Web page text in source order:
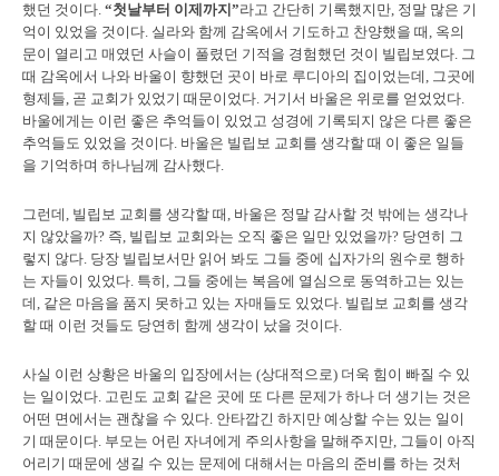
했던 것이다. “첫날부터 이제까지”라고 간단히 기록했지만, 정말 많은 기
억이 있었을 것이다. 실라와 함께 감옥에서 기도하고 찬양했을 때, 옥의
문이 열리고 매였던 사슬이 풀렸던 기적을 경험했던 것이 빌립보였다. 그
때 감옥에서 나와 바울이 향했던 곳이 바로 루디아의 집이었는데, 그곳에
형제들, 곧 교회가 있었기 때문이었다. 거기서 바울은 위로를 얻었었다.
바울에게는 이런 좋은 추억들이 있었고 성경에 기록되지 않은 다른 좋은
추억들도 있었을 것이다. 바울은 빌립보 교회를 생각할 때 이 좋은 일들
을 기억하며 하나님께 감사했다.
그런데, 빌립보 교회를 생각할 때, 바울은 정말 감사할 것 밖에는 생각나
지 않았을까? 즉, 빌립보 교회와는 오직 좋은 일만 있었을까? 당연히 그
렇지 않다. 당장 빌립보서만 읽어 봐도 그들 중에 십자가의 원수로 행하
는 자들이 있었다. 특히, 그들 중에는 복음에 열심으로 동역하고는 있는
데, 같은 마음을 품지 못하고 있는 자매들도 있었다. 빌립보 교회를 생각
할 때 이런 것들도 당연히 함께 생각이 났을 것이다.
사실 이런 상황은 바울의 입장에서는 (상대적으로) 더욱 힘이 빠질 수 있
는 일이었다. 고린도 교회 같은 곳에 또 다른 문제가 하나 더 생기는 것은
어떤 면에서는 괜찮을 수 있다. 안타깝긴 하지만 예상할 수는 있는 일이
기 때문이다. 부모는 어린 자녀에게 주의사항을 말해주지만, 그들이 아직
어리기 때문에 생길 수 있는 문제에 대해서는 마음의 준비를 하는 것처